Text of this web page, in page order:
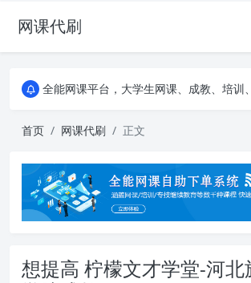
网课代刷
AI论文写作平台，根据真实文献内容生成
全能网课平台，大学生网课、成教、培训、继续教育。现已
全能网课平台，大学生网课、成教、培训、继续教育。现已
首页 网课代刷 正文
想提高 柠檬文才学堂-河北